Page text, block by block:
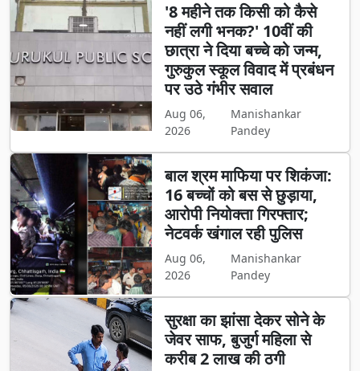
'8 महीने तक किसी को कैसे
नहीं लगी भनक?' 10वीं की
छात्रा ने दिया बच्चे को जन्म,
गुरुकुल स्कूल विवाद में प्रबंधन
पर उठे गंभीर सवाल
Aug 06,
2026
Manishankar
Pandey
बाल श्रम माफिया पर शिकंजा:
16 बच्चों को बस से छुड़ाया,
आरोपी नियोक्ता गिरफ्तार;
नेटवर्क खंगाल रही पुलिस
Aug 06,
2026
Manishankar
Pandey
सुरक्षा का झांसा देकर सोने के
जेवर साफ, बुजुर्ग महिला से
करीब 2 लाख की ठगी